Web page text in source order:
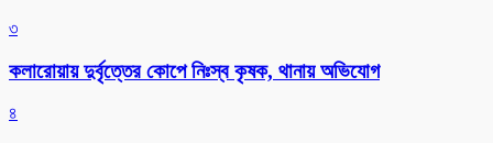
৩
কলারোয়ায় দুর্বৃত্তের কোপে নিঃস্ব কৃষক, থানায় অভিযোগ
৪